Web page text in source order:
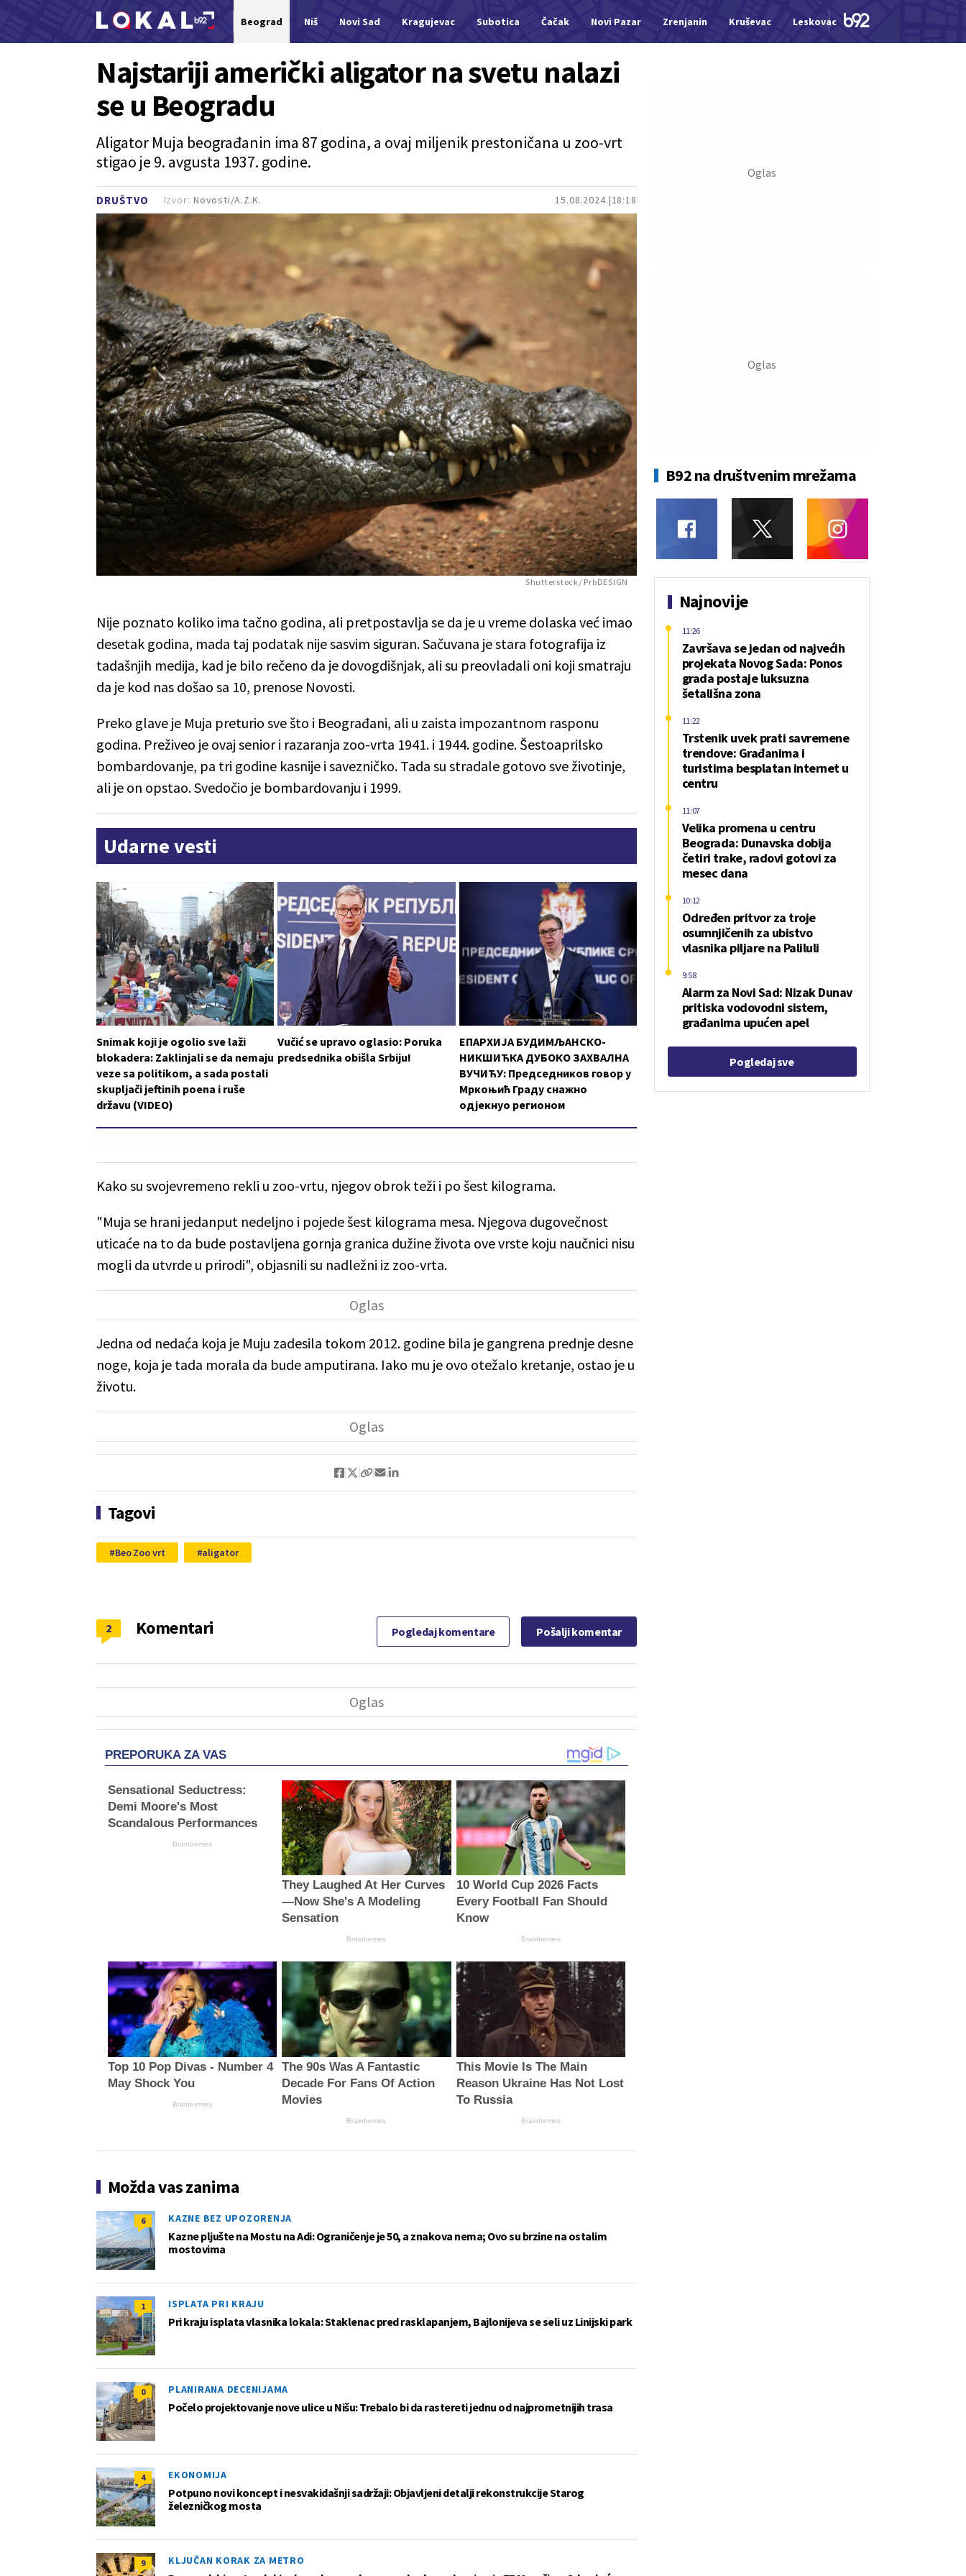
Beograd Niš Novi Sad Kragujevac Subotica Čačak Novi Pazar Zrenjanin Kruševac Leskovac Jagodina
DRUŠTVO 15.08.2024. 18:18
Najstariji američki aligator na svetu nalazi
se u Beogradu
Aligator Muja beograđanin ima 87 godina, a ovaj miljenik prestoničana u zoo-vrt
stigao je 9. avgusta 1937. godine.
Izvor: Novosti/A.Z.K.
Shutterstock/ PrbDESIGN
Nije poznato koliko ima tačno godina, ali pretpostavlja se da je u vreme dolaska već imao
desetak godina, mada taj podatak nije sasvim siguran. Sačuvana je stara fotografija iz
tadašnjih medija, kad je bilo rečeno da je dovogdišnjak, ali su preovladali oni koji smatraju
da je kod nas došao sa 10, prenose Novosti.
Preko glave je Muja preturio sve što i Beograđani, ali u zaista impozantnom rasponu
godina. Preživeo je ovaj senior i razaranja zoo-vrta 1941. i 1944. godine. Šestoaprilsko
bombardovanje, pa tri godine kasnije i savezničko. Tada su stradale gotovo sve životinje,
ali je on opstao. Svedočio je bombardovanju i 1999.
Udarne vesti
Snimak koji je ogolio sve laži
blokadera: Zaklinjali se da nemaju
veze sa politikom, a sada postali
skupljači jeftinih poena i ruše
državu (VIDEO)
Vučić se upravo oglasio: Poruka
predsednika obišla Srbiju!
ЕПАРХИЈА БУДИМЉАНСКО-
НИКШИЋКА ДУБОКО ЗАХВАЛНА
ВУЧИЋУ: Председников говор у
Мркоњић Граду снажно
одјекнуо регионом
Kako su svojevremeno rekli u zoo-vrtu, njegov obrok teži i po šest kilograma.
"Muja se hrani jedanput nedeljno i pojede šest kilograma mesa. Njegova dugovečnost
uticaće na to da bude postavljena gornja granica dužine života ove vrste koju naučnici nisu
mogli da utvrde u prirodi", objasnili su nadležni iz zoo-vrta.
Jedna od nedaća koja je Muju zadesila tokom 2012. godine bila je gangrena prednje desne
noge, koja je tada morala da bude amputirana. Iako mu je ovo otežalo kretanje, ostao je u
životu.
Tagovi
Beo Zoo vrt aligator
Komentari
2 Pogledaj komentare Pošalji komentar
PREPORUKA ZA VAS
Sensational Seductress:
Demi Moore's Most
Scandalous Performances
Brainberries
They Laughed At Her Curves
—Now She's A Modeling
Sensation
Brainberries
10 World Cup 2026 Facts
Every Football Fan Should
Know
Brainberries
Top 10 Pop Divas - Number 4
May Shock You
Brainberries
The 90s Was A Fantastic
Decade For Fans Of Action
Movies
Brainberries
This Movie Is The Main
Reason Ukraine Has Not Lost
To Russia
Brainberries
Možda vas zanima
6 KAZNE BEZ UPOZORENJA
Kazne pljušte na Mostu na Adi: Ograničenje je 50, a znakova nema; Ovo su brzine na ostalim
mostovima
1 ISPLATA PRI KRAJU
Pri kraju isplata vlasnika lokala: Staklenac pred rasklapanjem, Bajlonijeva se seli uz Linijski park
0 PLANIRANA DECENIJAMA
Počelo projektovanje nove ulice u Nišu: Trebalo bi da rastereti jednu od najprometnijih trasa
4 EKONOMIJA
Potpuno novi koncept i nesvakidašnji sadržaji: Objavljeni detalji rekonstrukcije Starog
železničkog mosta
9 KLJUČAN KORAK ZA METRO
B92 na društvenim mrežama
Najnovije
Završava se jedan od najvećih
projekata Novog Sada: Ponos
grada postaje luksuzna
šetališna zona
11:26
Trstenik uvek prati savremene
trendove: Građanima i
turistima besplatan internet u
centru
11:22
Velika promena u centru
Beograda: Dunavska dobija
četiri trake, radovi gotovi za
mesec dana
11:07
Određen pritvor za troje
osumnjičenih za ubistvo
vlasnika piljare na Paliluli
10:12
Alarm za Novi Sad: Nizak Dunav
pritiska vodovodni sistem,
građanima upućen apel
9:58
Pogledaj sve